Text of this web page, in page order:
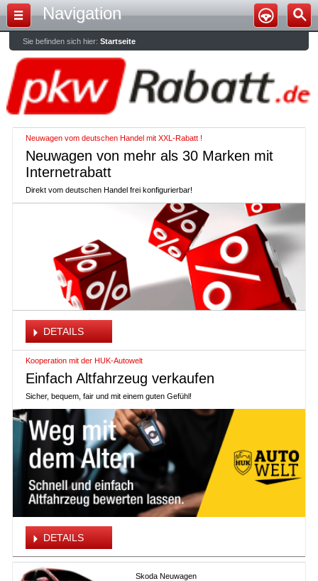
Navigation
Sie befinden sich hier:Startseite
Neuwagen vom deutschen Handel mit XXL-Rabatt !
Neuwagen von mehr als 30 Marken mit
Internetrabatt
Direkt vom deutschen Handel frei konfigurierbar!
DETAILS
Kooperation mit der HUK-Autowelt
Einfach Altfahrzeug verkaufen
Sicher, bequem, fair und mit einem guten Gefühl!
DETAILS
Skoda Neuwagen